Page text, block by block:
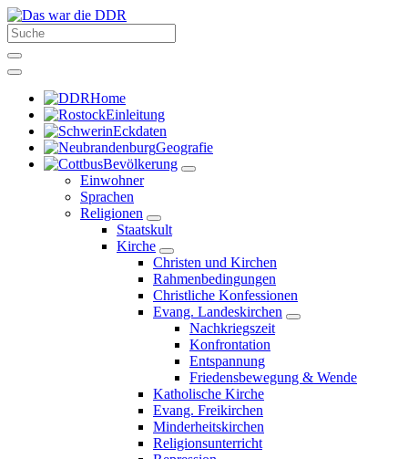
Home
Einleitung
Eckdaten
Geografie
Bevölkerung
Einwohner
Sprachen
Religionen
Staatskult
Kirche
Christen und Kirchen
Rahmenbedingungen
Christliche Konfessionen
Evang. Landeskirchen
Nachkriegszeit
Konfrontation
Entspannung
Friedensbewegung & Wende
Katholische Kirche
Evang. Freikirchen
Minderheitskirchen
Religionsunterricht